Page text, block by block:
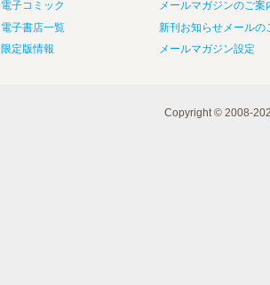
電子コミック
電子書店一覧
限定版情報
メールマガジンのご案
新刊お知らせメールの
メールマガジン設定
Copyright © 2008-